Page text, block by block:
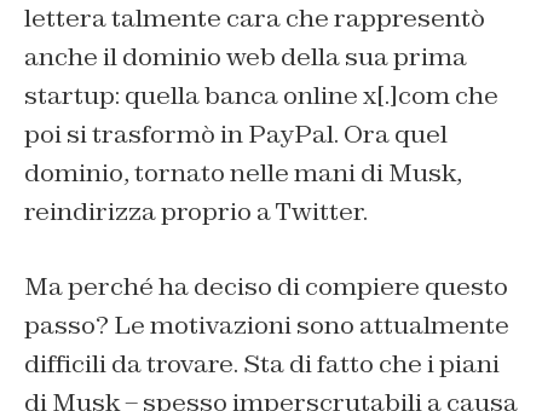
lettera talmente cara che rappresentò
anche il dominio web della sua prima
startup: quella banca online x[.]com che
poi si trasformò in PayPal. Ora quel
dominio, tornato nelle mani di Musk,
reindirizza proprio a Twitter.
Ma perché ha deciso di compiere questo
passo? Le motivazioni sono attualmente
difficili da trovare. Sta di fatto che i piani
di Musk – spesso imperscrutabili a causa